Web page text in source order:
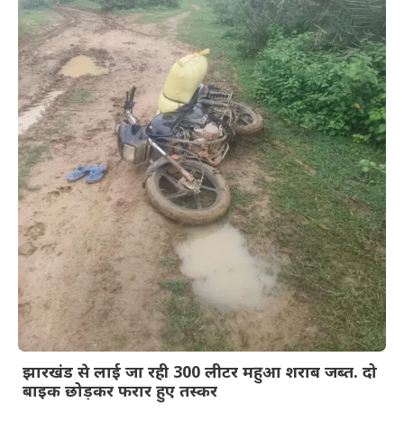
झारखंड से लाई जा रही 300 लीटर महुआ शराब जब्त. दो
बाइक छोड़कर फरार हुए तस्कर